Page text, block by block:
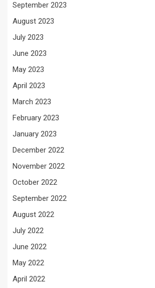
September 2023
August 2023
July 2023
June 2023
May 2023
April 2023
March 2023
February 2023
January 2023
December 2022
November 2022
October 2022
September 2022
August 2022
July 2022
June 2022
May 2022
April 2022